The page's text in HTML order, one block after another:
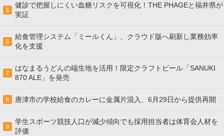
5
健診で把握しにくい血糖リスクを可視化！THE PHAGEと福井県が
実証
6
給食管理システム「ミールくん」、クラウド版へ刷新し業務効率
化を支援
7
はなまるうどんの端生地を活用！限定クラフトビール「SANUKI
870 ALE」を発売
8 唐津市の学校給食のカレーに金属片混入、6月29日から提供再開
9
学生スポーツ競技人口が減少傾向でも採用担当者は体育会人材を
評価